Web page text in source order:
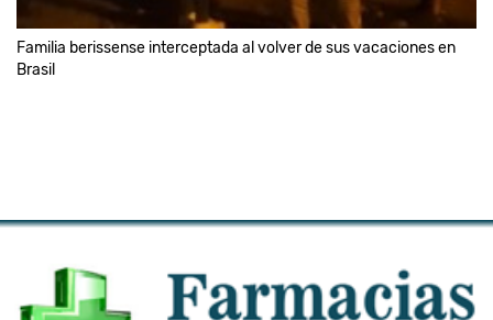
Familia berissense interceptada al volver de sus vacaciones en
Brasil